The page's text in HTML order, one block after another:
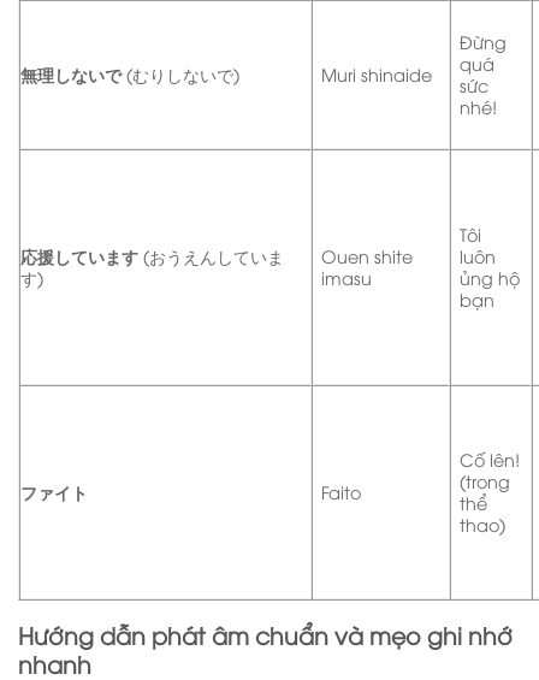
無理しないで(むりしないで) Muri shinaide
Đừng
quá
sức
nhé!
応援しています (おうえんしていま
す)
Ouen shite
imasu
Tôi
luôn
ủng hộ
bạn
ファイト Faito
Cố lên!
(trong
thể
thao)
Hướng dẫn phát âm chuẩn và mẹo ghi nhớ
nhanh